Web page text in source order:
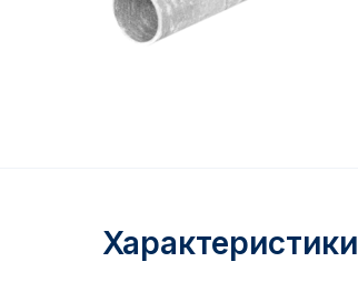
Характеристики